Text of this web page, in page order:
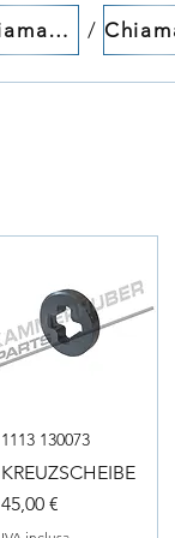
Chiamaci! /
1113 130073
KREUZSCHEIBE
Prezzo
45,00 €